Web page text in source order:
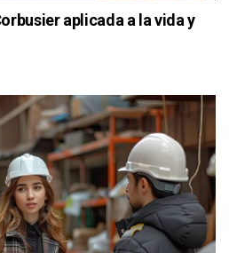
aplicada a la vida y